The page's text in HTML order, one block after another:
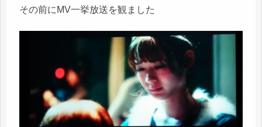
その前にMV一挙放送を観ました